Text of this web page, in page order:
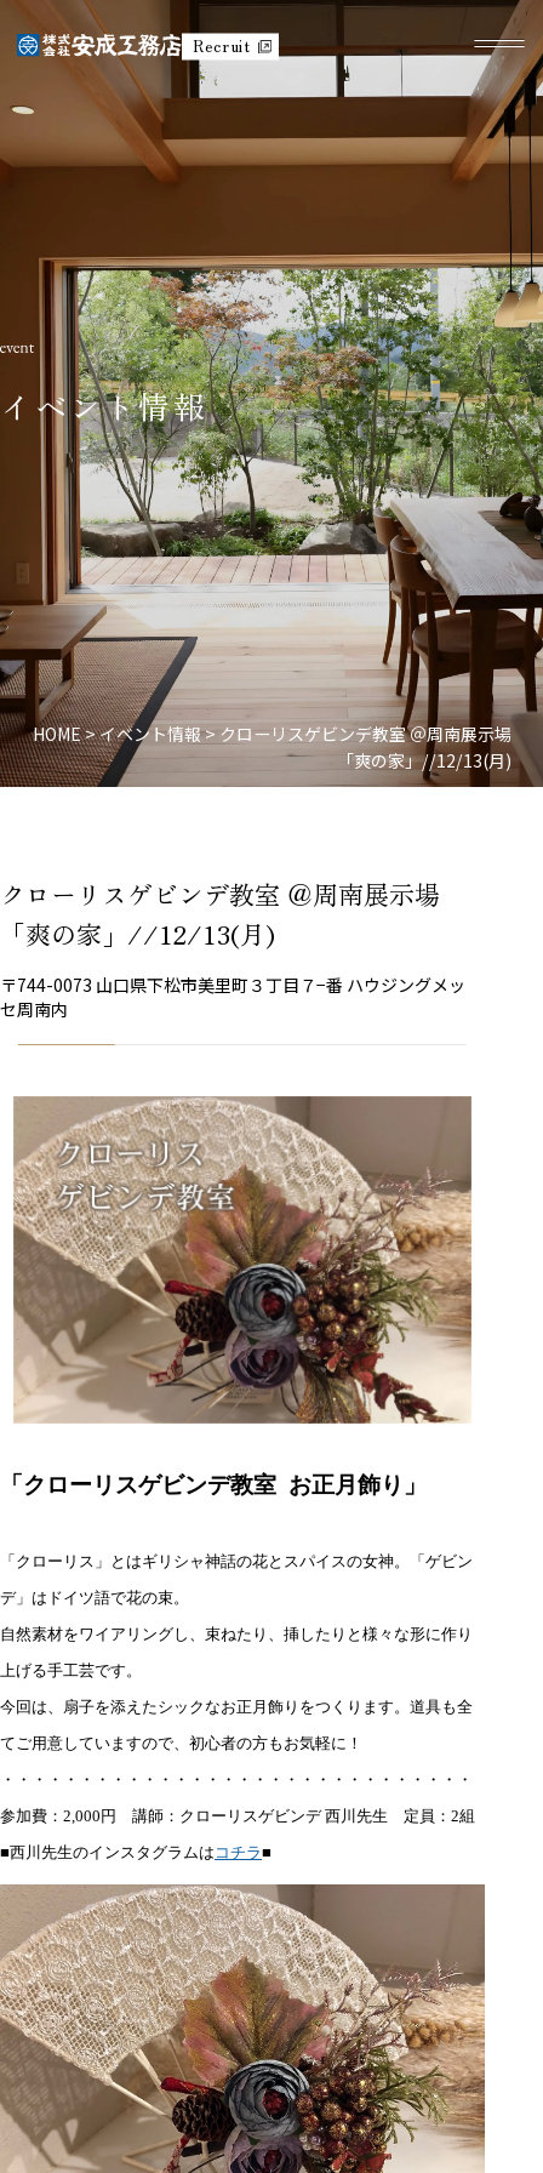
Recruit
イベント情報
HOME>イベント情報> クローリスゲビンデ教室 ＠周南展示場
「爽の家」//12/13(月)
クローリスゲビンデ教室 ＠周南展示場
「爽の家」//12/13(月)
〒744-0073 山口県下松市美里町３丁目７−番 ハウジングメッ
セ周南内
「クローリスゲビンデ教室 お正月飾り」
「クローリス」とはギリシャ神話の花とスパイスの女神。「ゲビン
デ」はドイツ語で花の束。
自然素材をワイアリングし、束ねたり、挿したりと様々な形に作り
上げる手工芸です。
今回は、扇子を添えたシックなお正月飾りをつくります。 道具も全
てご用意していますので、初心者の方もお気軽に！
・・・・・・・・・・・・・・・・・・・・・・・・・・・・・・
参加費：2,000円 講師：クローリスゲビンデ 西川先生 定員：2組
■西川先生のインスタグラムは コチラ■